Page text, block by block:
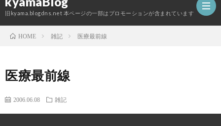
旧kyama.blogdns.net 本ページの一部はプロモーションが含まれています
HOME 雑記 医療最前線
医療最前線
2006.06.08 雑記